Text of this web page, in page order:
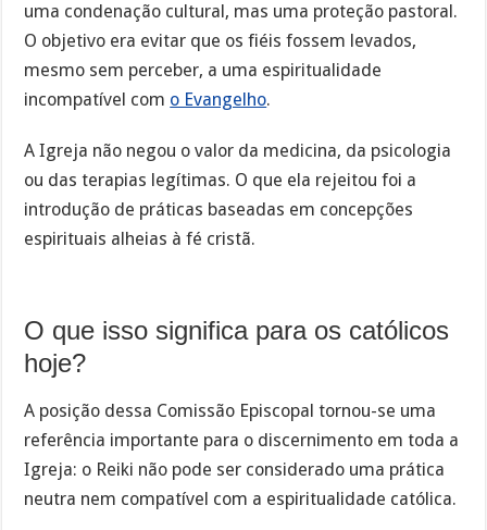
uma condenação cultural, mas uma proteção pastoral.
O objetivo era evitar que os fiéis fossem levados,
mesmo sem perceber, a uma espiritualidade
incompatível com o Evangelho.
A Igreja não negou o valor da medicina, da psicologia
ou das terapias legítimas. O que ela rejeitou foi a
introdução de práticas baseadas em concepções
espirituais alheias à fé cristã.
O que isso significa para os católicos
hoje?
A posição dessa Comissão Episcopal tornou-se uma
referência importante para o discernimento em toda a
Igreja: o Reiki não pode ser considerado uma prática
neutra nem compatível com a espiritualidade católica.